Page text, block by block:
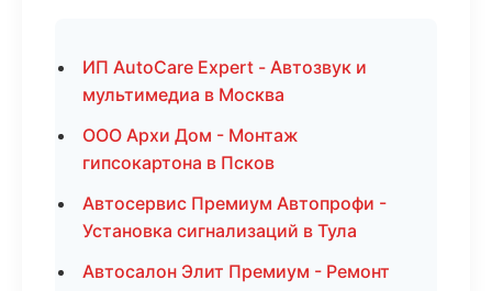
ИП AutoCare Expert - Автозвук и
мультимедиа в Москва
ООО Архи Дом - Монтаж
гипсокартона в Псков
Автосервис Премиум Автопрофи -
Установка сигнализаций в Тула
Автосалон Элит Премиум - Ремонт